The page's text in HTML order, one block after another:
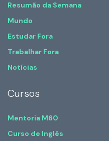
Resumão da Semana
Mundo
Estudar Fora
Trabalhar Fora
Notícias
Cursos
Mentoria M60
Curso de Inglês